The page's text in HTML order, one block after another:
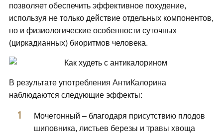
позволяет обеспечить эффективное похудение,
используя не только действие отдельных компонентов,
но и физиологические особенности суточных
(циркадианных) биоритмов человека.
В результате употребления АнтиКалорина
наблюдаются следующие эффекты:
Мочегонный – благодаря присутствию плодов
шиповника, листьев березы и травы хвоща